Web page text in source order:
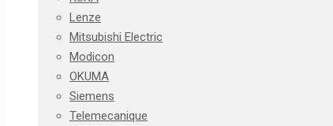
Lenze
Mitsubishi Electric
Modicon
OKUMA
Siemens
Telemecanique